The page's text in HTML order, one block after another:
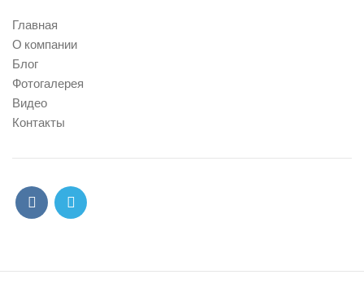
Главная
О компании
Блог
Фотогалерея
Видео
Контакты